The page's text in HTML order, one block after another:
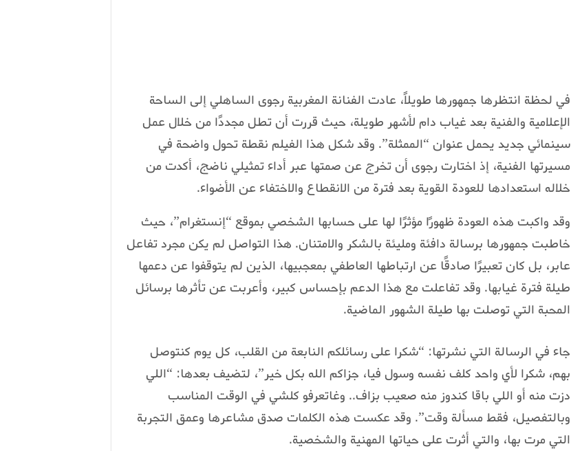
في لحظة انتظرها جمهورها طويلاً، عادت الفنانة المغربية رجوى الساهلي إلى الساحة
الإعلامية والفنية بعد غياب دام لأشهر طويلة، حيث قررت أن تطل مجددًا من خلال عمل
سينمائي جديد يحمل عنوان “الممثلة”. وقد شكل هذا الفيلم نقطة تحول واضحة في
مسيرتها الفنية، إذ اختارت رجوى أن تخرج عن صمتها عبر أداء تمثيلي ناضج، أكدت من
خلاله استعدادها للعودة القوية بعد فترة من الانقطاع والاختفاء عن الأضواء.
وقد واكبت هذه العودة ظهورًا مؤثرًا لها على حسابها الشخصي بموقع “إنستغرام”، حيث
خاطبت جمهورها برسالة دافئة ومليئة بالشكر والامتنان. هذا التواصل لم يكن مجرد تفاعل
عابر، بل كان تعبيرًا صادقًا عن ارتباطها العاطفي بمعجبيها، الذين لم يتوقفوا عن دعمها
طيلة فترة غيابها. وقد تفاعلت مع هذا الدعم بإحساس كبير، وأعربت عن تأثرها برسائل
المحبة التي توصلت بها طيلة الشهور الماضية.
جاء في الرسالة التي نشرتها: “شكرا على رسائلكم النابعة من القلب، كل يوم كنتوصل
بهم، شكرا لأي واحد كلف نفسه وسول فيا، جزاكم الله بكل خير”، لتضيف بعدها: “اللي
دزت منه أو اللي باقا كندوز منه صعيب بزاف.. وغاتعرفو كلشي في الوقت المناسب
وبالتفصيل، فقط مسألة وقت”. وقد عكست هذه الكلمات صدق مشاعرها وعمق التجربة
التي مرت بها، والتي أثرت على حياتها المهنية والشخصية.